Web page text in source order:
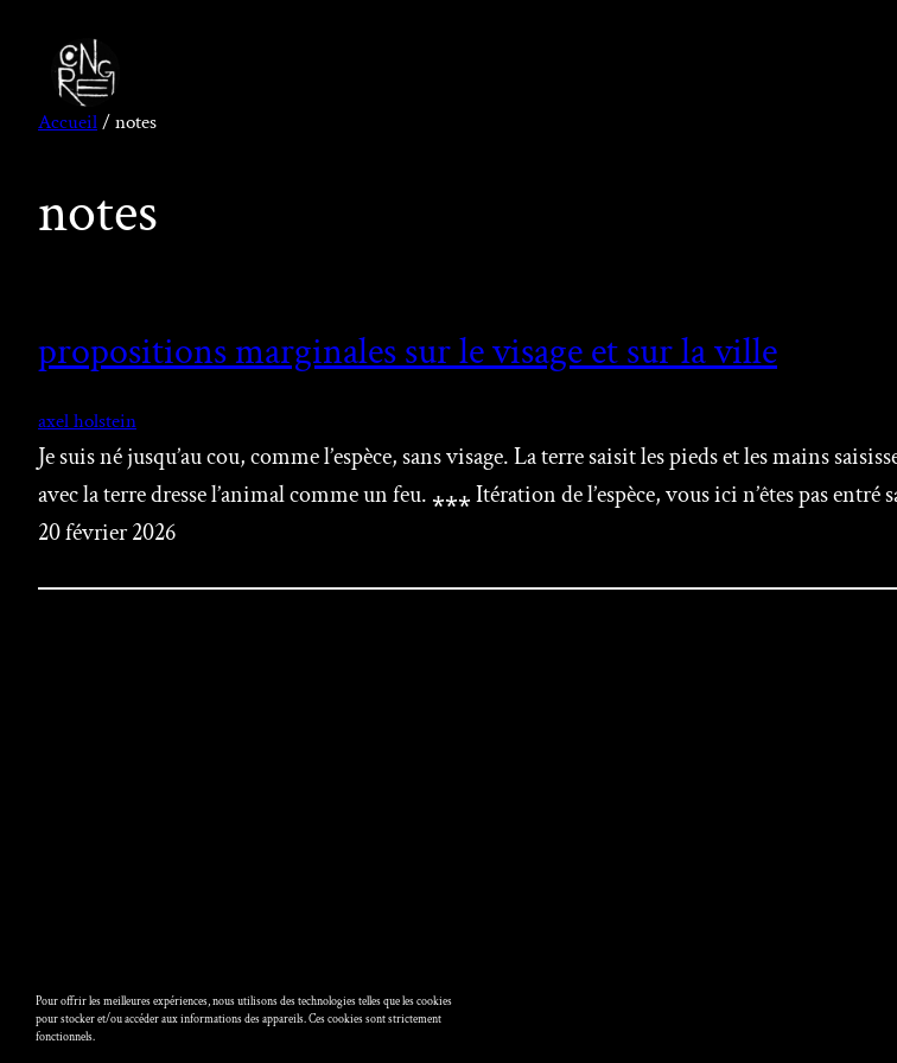
Pour offrir les meilleures expériences, nous utilisons des technologies telles que les cookies
pour stocker et/ou accéder aux informations des appareils. Ces cookies sont strictement
fonctionnels.
contenu
Accueil/ notes
notes
propositions marginales sur le visage et sur la ville
axel holstein
Je suis né jusqu’au cou, comme l’espèce, sans visage. La terre saisit les pieds et les mains
avec la terre dresse l’animal comme un feu. ⁎⁎⁎ Itération de l’espèce, vous ici n’êtes pas
20 février 2026